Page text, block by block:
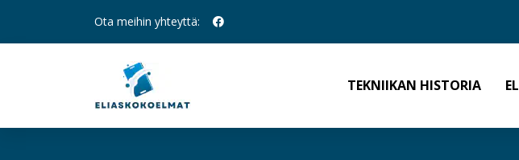
Ota meihin yhteyttä:
TEKNIIKAN HISTORIA